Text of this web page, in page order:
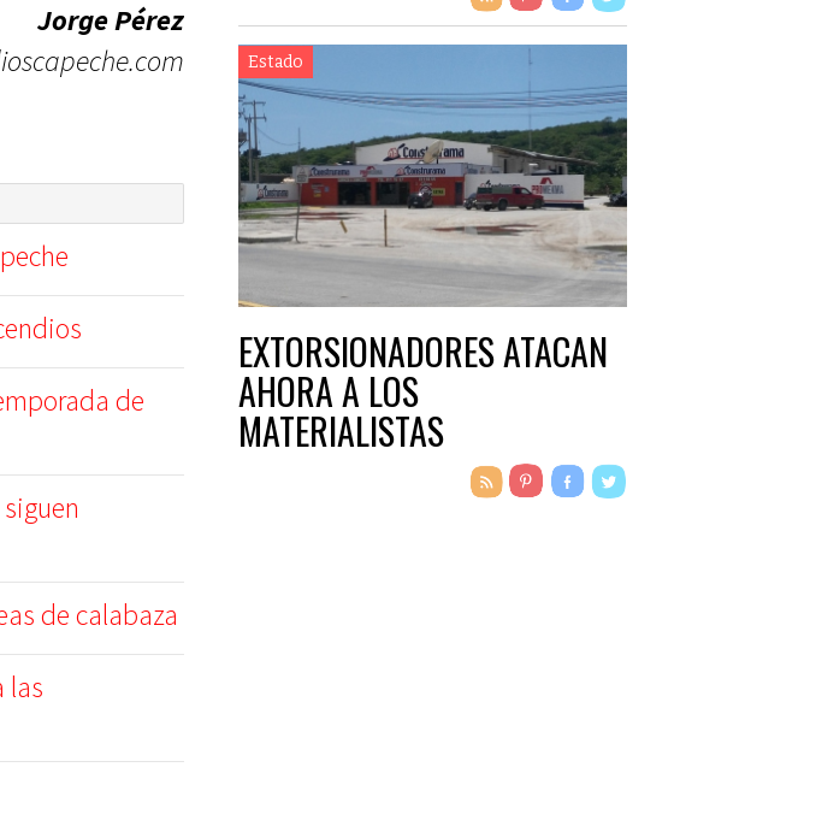
Jorge Pérez
de
de calabaza
las
Estado
EXTORSIONADORES ATACAN
AHORA A LOS
MATERIALISTAS